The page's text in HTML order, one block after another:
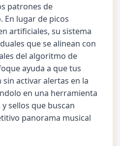
patrones de
En lugar de picos
artificiales, su sistema
que se alinean con
del algoritmo de
ayuda a que tus
activar alertas en la
en una herramienta
sellos que buscan
panorama musical